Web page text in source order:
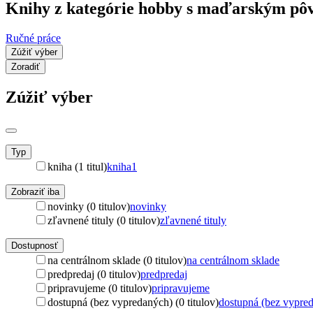
Knihy z kategórie hobby s maďarským
Ručné práce
Zúžiť výber
Zoradiť
Zúžiť výber
Typ
kniha (1 titul)kniha1
Zobraziť iba
novinky (0 titulov)novinky
zľavnené tituly (0 titulov)zľavnené tituly
Dostupnosť
na centrálnom sklade (0 titulov)na centrálnom sklade
predpredaj (0 titulov)predpredaj
pripravujeme (0 titulov)pripravujeme
dostupná (bez vypredaných) (0 titulov)dostupná (bez